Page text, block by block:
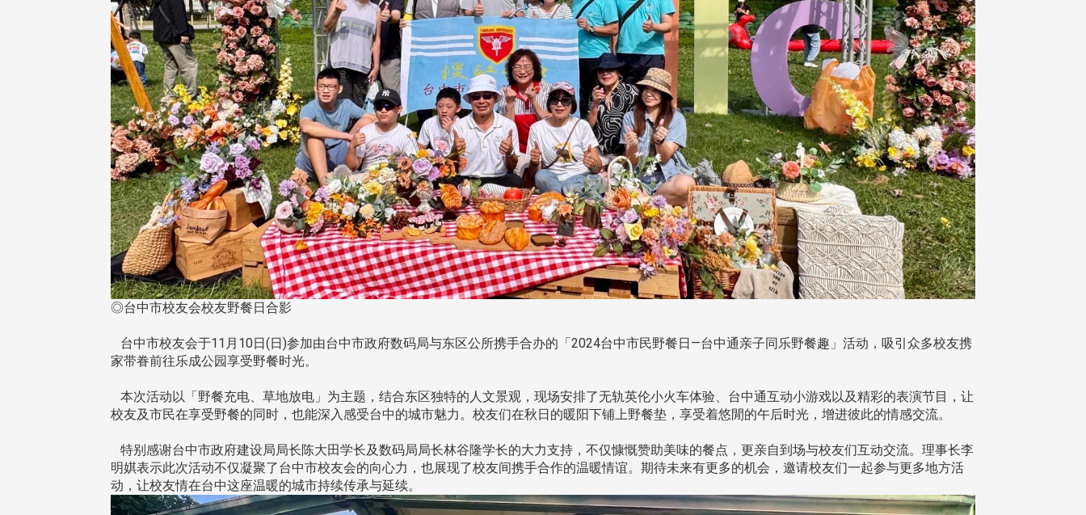
◎台中市校友会校友野餐日合影
台中市校友会于11月10日(日)参加由台中市政府数码局与东区公所携手合办的「2024台中市民野餐日—台中通亲子同乐野餐趣」活动，吸引众多校友携
家带眷前往乐成公园享受野餐时光。
本次活动以「野餐充电、草地放电」为主题，结合东区独特的人文景观，现场安排了无轨英伦小火车体验、台中通互动小游戏以及精彩的表演节目，让
校友及市民在享受野餐的同时，也能深入感受台中的城市魅力。校友们在秋日的暖阳下铺上野餐垫，享受着悠閒的午后时光，增进彼此的情感交流。
特别感谢台中市政府建设局局长陈大田学长及数码局局长林谷隆学长的大力支持，不仅慷慨赞助美味的餐点，更亲自到场与校友们互动交流。理事长李
明娸表示此次活动不仅凝聚了台中市校友会的向心力，也展现了校友间携手合作的温暖情谊。期待未来有更多的机会，邀请校友们一起参与更多地方活
动，让校友情在台中这座温暖的城市持续传承与延续。